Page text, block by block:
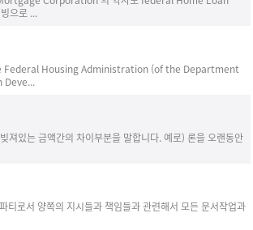
으로 ...
Federal Housing Administration (of the Department
져있는 금액간의 차이부분을 말합니다. 예로) 론을 오랜동안
티로서 양쪽의 지시들과 책임들과 관련해서 모든 문서작업과